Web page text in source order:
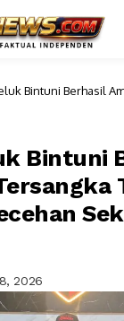
Bintuni Berhasil
Bintuni
2026